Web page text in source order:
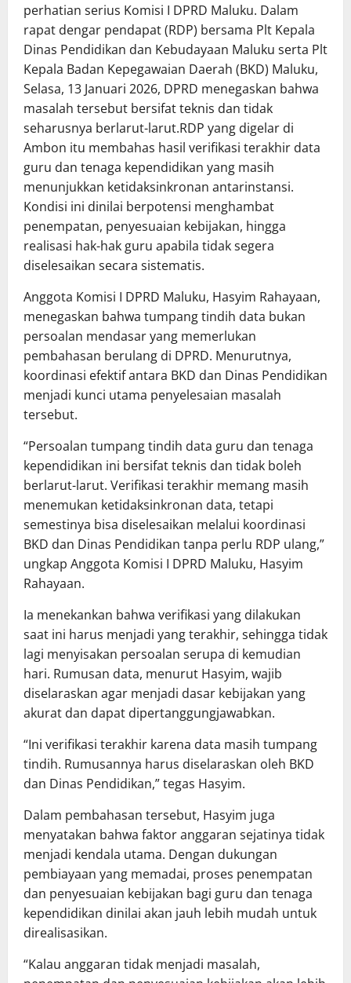
perhatian serius Komisi I DPRD Maluku. Dalam
rapat dengar pendapat (RDP) bersama Plt Kepala
Dinas Pendidikan dan Kebudayaan Maluku serta Plt
Kepala Badan Kepegawaian Daerah (BKD) Maluku,
Selasa, 13 Januari 2026, DPRD menegaskan bahwa
masalah tersebut bersifat teknis dan tidak
seharusnya berlarut-larut.RDP yang digelar di
Ambon itu membahas hasil verifikasi terakhir data
guru dan tenaga kependidikan yang masih
menunjukkan ketidaksinkronan antarinstansi.
Kondisi ini dinilai berpotensi menghambat
penempatan, penyesuaian kebijakan, hingga
realisasi hak-hak guru apabila tidak segera
diselesaikan secara sistematis.
Anggota Komisi I DPRD Maluku, Hasyim Rahayaan,
menegaskan bahwa tumpang tindih data bukan
persoalan mendasar yang memerlukan
pembahasan berulang di DPRD. Menurutnya,
koordinasi efektif antara BKD dan Dinas Pendidikan
menjadi kunci utama penyelesaian masalah
tersebut.
“Persoalan tumpang tindih data guru dan tenaga
kependidikan ini bersifat teknis dan tidak boleh
berlarut-larut. Verifikasi terakhir memang masih
menemukan ketidaksinkronan data, tetapi
semestinya bisa diselesaikan melalui koordinasi
BKD dan Dinas Pendidikan tanpa perlu RDP ulang,”
ungkap Anggota Komisi I DPRD Maluku, Hasyim
Rahayaan.
Ia menekankan bahwa verifikasi yang dilakukan
saat ini harus menjadi yang terakhir, sehingga tidak
lagi menyisakan persoalan serupa di kemudian
hari. Rumusan data, menurut Hasyim, wajib
diselaraskan agar menjadi dasar kebijakan yang
akurat dan dapat dipertanggungjawabkan.
“Ini verifikasi terakhir karena data masih tumpang
tindih. Rumusannya harus diselaraskan oleh BKD
dan Dinas Pendidikan,” tegas Hasyim.
Dalam pembahasan tersebut, Hasyim juga
menyatakan bahwa faktor anggaran sejatinya tidak
menjadi kendala utama. Dengan dukungan
pembiayaan yang memadai, proses penempatan
dan penyesuaian kebijakan bagi guru dan tenaga
kependidikan dinilai akan jauh lebih mudah untuk
direalisasikan.
“Kalau anggaran tidak menjadi masalah,